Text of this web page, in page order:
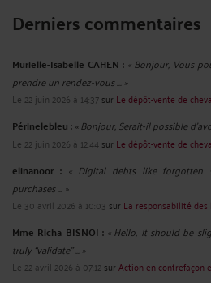
Derniers commentaires
Murielle-Isabelle CAHEN : « Bonjour, Vous
prendre un rendez-vous ... »
Le 22 juin 2026 à 14:37sur Le dépôt-vente de
Périnelebleu :« Bonjour, Serait-il possible
Le 22 juin 2026 à 12:44 sur Le dépôt-vente de
elinanoor : « Digital debts like forgotten
purchases ... »
Le 30 avril 2026 à 10:03 sur La responsabilité des
Mme Richa BISNOI : « Hello, It should be
truly “validate” ... »
Le 22 avril 2026 à 07:12surAction en contrefaçon